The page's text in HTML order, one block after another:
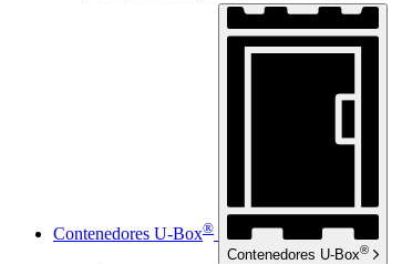
Contenedores U-Box®
Contenedores U-Box®